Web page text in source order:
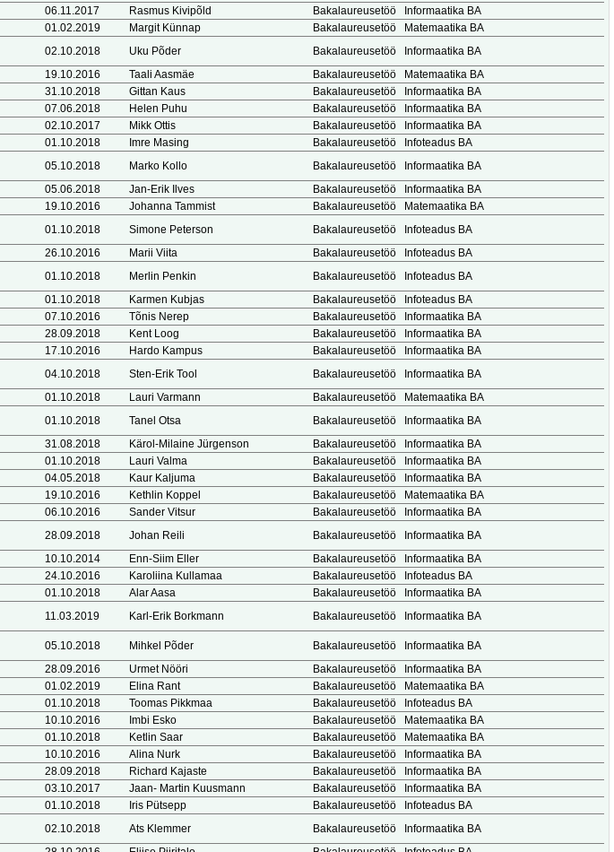
06.11.2017 Rasmus Kivipõld Bakalaureusetöö
Informaatika BA
01.02.2019 Margit Künnap Bakalaureusetöö
Matemaatika BA
02.10.2018 Uku Põder Bakalaureusetöö
Informaatika BA
19.10.2016 Taali Aasmäe Bakalaureusetöö
Matemaatika BA
31.10.2018 Gittan Kaus Bakalaureusetöö
Informaatika BA
07.06.2018 Helen Puhu Bakalaureusetöö
Informaatika BA
02.10.2017 Mikk Ottis Bakalaureusetöö
Informaatika BA
01.10.2018 Imre Masing Bakalaureusetöö
Infoteadus BA
05.10.2018 Marko Kollo Bakalaureusetöö
Informaatika BA
05.06.2018 Jan-Erik Ilves Bakalaureusetöö
Informaatika BA
19.10.2016 Johanna Tammist Bakalaureusetöö
Matemaatika BA
01.10.2018 Simone Peterson Bakalaureusetöö
Infoteadus BA
26.10.2016 Marii Viita Bakalaureusetöö
Infoteadus BA
01.10.2018 Merlin Penkin Bakalaureusetöö
Infoteadus BA
01.10.2018 Karmen Kubjas Bakalaureusetöö
Infoteadus BA
07.10.2016 Tõnis Nerep Bakalaureusetöö
Informaatika BA
28.09.2018 Kent Loog Bakalaureusetöö
Informaatika BA
17.10.2016 Hardo Kampus Bakalaureusetöö
Informaatika BA
04.10.2018 Sten-Erik Tool Bakalaureusetöö
Informaatika BA
01.10.2018 Lauri Varmann Bakalaureusetöö
Matemaatika BA
01.10.2018 Tanel Otsa Bakalaureusetöö
Informaatika BA
31.08.2018 Kärol-Milaine Jürgenson Bakalaureusetöö
Informaatika BA
01.10.2018 Lauri Valma Bakalaureusetöö
Informaatika BA
04.05.2018 Kaur Kaljuma Bakalaureusetöö
Informaatika BA
19.10.2016 Kethlin Koppel Bakalaureusetöö
Matemaatika BA
06.10.2016 Sander Vitsur Bakalaureusetöö
Informaatika BA
28.09.2018 Johan Reili Bakalaureusetöö
Informaatika BA
10.10.2014 Enn-Siim Eller Bakalaureusetöö
Informaatika BA
24.10.2016 Karoliina Kullamaa Bakalaureusetöö
Infoteadus BA
01.10.2018 Alar Aasa Bakalaureusetöö
Informaatika BA
11.03.2019 Karl-Erik Borkmann Bakalaureusetöö
Informaatika BA
05.10.2018 Mihkel Põder Bakalaureusetöö
Informaatika BA
28.09.2016 Urmet Nööri Bakalaureusetöö
Informaatika BA
01.02.2019 Elina Rant Bakalaureusetöö
Matemaatika BA
01.10.2018 Toomas Pikkmaa Bakalaureusetöö
Infoteadus BA
10.10.2016 Imbi Esko Bakalaureusetöö
Matemaatika BA
01.10.2018 Ketlin Saar Bakalaureusetöö
Matemaatika BA
10.10.2016 Alina Nurk Bakalaureusetöö
Informaatika BA
28.09.2018 Richard Kajaste Bakalaureusetöö
Informaatika BA
03.10.2017 Jaan- Martin Kuusmann Bakalaureusetöö
Informaatika BA
01.10.2018 Iris Pütsepp Bakalaureusetöö
Infoteadus BA
02.10.2018 Ats Klemmer Bakalaureusetöö
Informaatika BA